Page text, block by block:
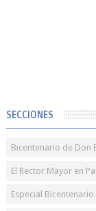
SECCIONES
Bicentenario de Don
El Rector Mayor en
Especial